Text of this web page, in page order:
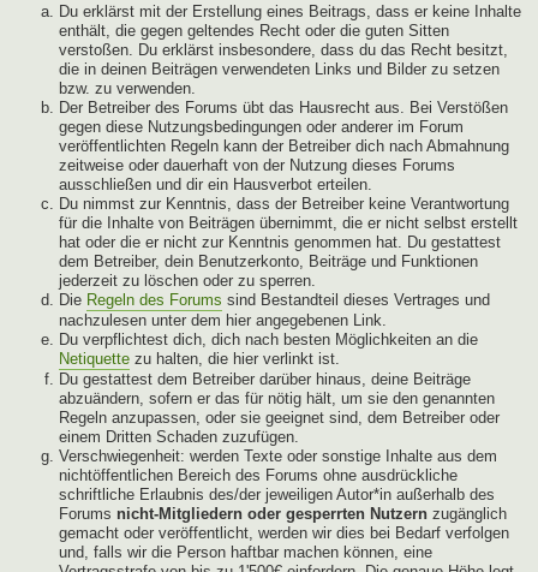
Du erklärst mit der Erstellung eines Beitrags, dass er keine Inhalte
enthält, die gegen geltendes Recht oder die guten Sitten
verstoßen. Du erklärst insbesondere, dass du das Recht besitzt,
die in deinen Beiträgen verwendeten Links und Bilder zu setzen
bzw. zu verwenden.
Der Betreiber des Forums übt das Hausrecht aus. Bei Verstößen
gegen diese Nutzungsbedingungen oder anderer im Forum
veröffentlichten Regeln kann der Betreiber dich nach Abmahnung
zeitweise oder dauerhaft von der Nutzung dieses Forums
ausschließen und dir ein Hausverbot erteilen.
Du nimmst zur Kenntnis, dass der Betreiber keine Verantwortung
für die Inhalte von Beiträgen übernimmt, die er nicht selbst erstellt
hat oder die er nicht zur Kenntnis genommen hat. Du gestattest
dem Betreiber, dein Benutzerkonto, Beiträge und Funktionen
jederzeit zu löschen oder zu sperren.
Die Regeln des Forums sind Bestandteil dieses Vertrages und
nachzulesen unter dem hier angegebenen Link.
Du verpflichtest dich, dich nach besten Möglichkeiten an die
Netiquette zu halten, die hier verlinkt ist.
Du gestattest dem Betreiber darüber hinaus, deine Beiträge
abzuändern, sofern er das für nötig hält, um sie den genannten
Regeln anzupassen, oder sie geeignet sind, dem Betreiber oder
einem Dritten Schaden zuzufügen.
Verschwiegenheit: werden Texte oder sonstige Inhalte aus dem
nichtöffentlichen Bereich des Forums ohne ausdrückliche
schriftliche Erlaubnis des/der jeweiligen Autor*in außerhalb des
Forums nicht-Mitgliedern oder gesperrten Nutzern zugänglich
gemacht oder veröffentlicht, werden wir dies bei Bedarf verfolgen
und, falls wir die Person haftbar machen können, eine